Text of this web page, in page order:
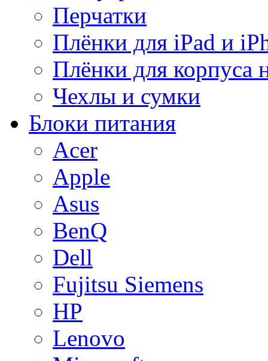
Перчатки
Плёнки для iPad и
Плёнки для корпуса
Чехлы и сумки
Блоки питания
Acer
Apple
Asus
BenQ
Dell
Fujitsu Siemens
HP
Lenovo